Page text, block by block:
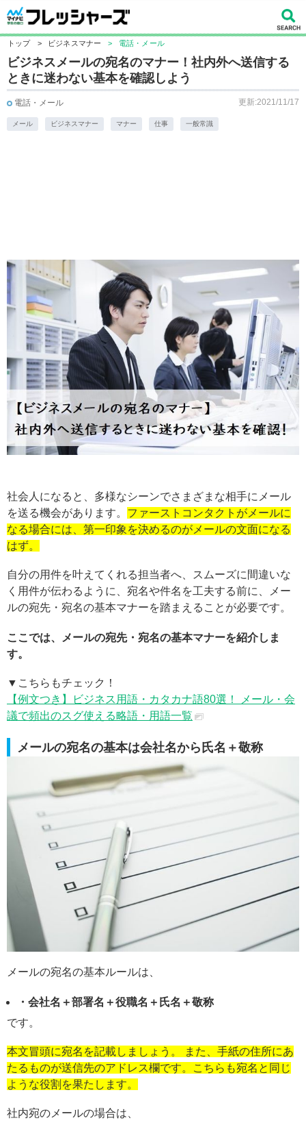
トップ > ビジネスマナー > 電話・メール
ビジネスメールの宛名のマナー！社内外へ送信する
ときに迷わない基本を確認しよう
電話・メール 更新:2021/11/17
メール ビジネスマナー マナー 仕事 一般常識
社会人になると、多様なシーンでさまざまな相手にメール
を送る機会があります。 ファーストコンタクトがメールに
なる場合には、第一印象を決めるのがメールの文面になる
はず。
自分の用件を叶えてくれる担当者へ、スムーズに間違いな
く用件が伝わるように、宛名や件名を工夫する前に、メー
ルの宛先・宛名の基本マナーを踏まえることが必要です。
ここでは、メールの宛先・宛名の基本マナーを紹介しま
す。
▼こちらもチェック！
【例文つき】ビジネス用語・カタカナ語80選！ メール・会
議で頻出のスグ使える略語・用語一覧
メールの宛名の基本は会社名から氏名＋敬称
メールの宛名の基本ルールは、
・会社名＋部署名＋役職名＋氏名＋敬称
です。
本文冒頭に宛名を記載しましょう。 また、手紙の住所にあ
たるものが送信先のアドレス欄です。こちらも宛名と同じ
ような役割を果たします。
社内宛のメールの場合は、